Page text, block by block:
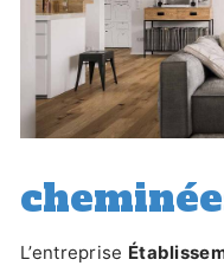
L’entreprise